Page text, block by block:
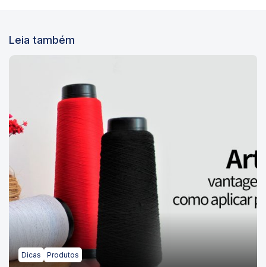
Leia também
Dicas Produtos